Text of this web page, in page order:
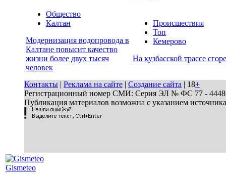
Общество
Калтан
Модернизация водопровода в
Калтане повысит качество
жизни более двух тысяч
человек
Происшествия
Топ
Кемерово
На кузбасской трассе
Контакты | Реклама на сайте | Создание сайта | 18+
Регистрационный номер СМИ: Серия ЭЛ № ФС 77 - 44486
Публикация материалов возможна с указанием
Gismeteo